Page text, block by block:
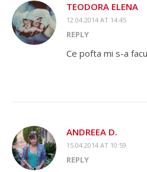
TEODORA ELENA
12.04.2014 AT 14:45
REPLY
Ce pofta mi s-a
ANDREEA D.
15.04.2014 AT 10:59
REPLY